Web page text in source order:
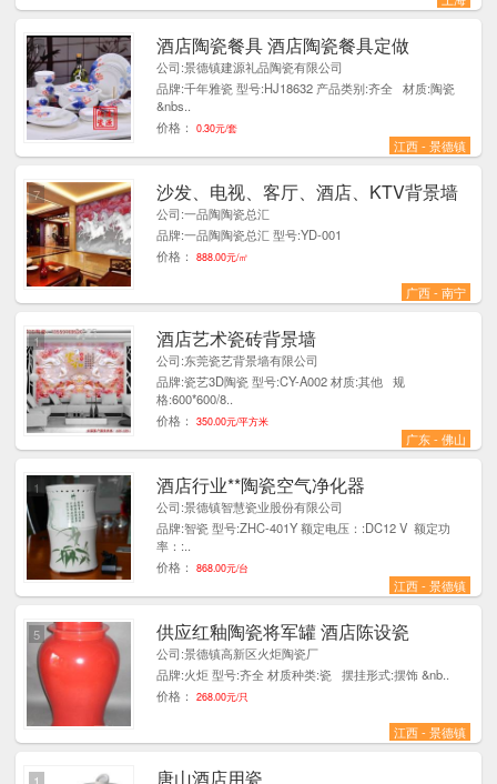
酒店陶瓷餐具 酒店陶瓷餐具定做
公司:景德镇建源礼品陶瓷有限公司
品牌:千年雅瓷 型号:HJ18632 产品类别:齐全 材质:陶瓷
&nbs..
价格：
0.30元/套
江西 - 景德镇
1
沙发、电视、客厅、酒店、KTV背景墙
公司:一品陶陶瓷总汇
品牌:一品陶陶瓷总汇 型号:YD-001
价格：
888.00元/㎡
广西 - 南宁
7
酒店艺术瓷砖背景墙
公司:东莞瓷艺背景墙有限公司
品牌:瓷艺3D陶瓷 型号:CY-A002 材质:其他 规
格:600*600/8..
价格：
350.00元/平方米
广东 - 佛山
1
酒店行业**陶瓷空气净化器
公司:景德镇智慧瓷业股份有限公司
品牌:智瓷 型号:ZHC-401Y 额定电压：:DC12 V 额定功
率：:..
价格：
868.00元/台
江西 - 景德镇
1
供应红釉陶瓷将军罐 酒店陈设瓷
公司:景德镇高新区火炬陶瓷厂
品牌:火炬 型号:齐全 材质种类:瓷 摆挂形式:摆饰 &nb..
价格：
268.00元/只
江西 - 景德镇
5
唐山酒店用瓷